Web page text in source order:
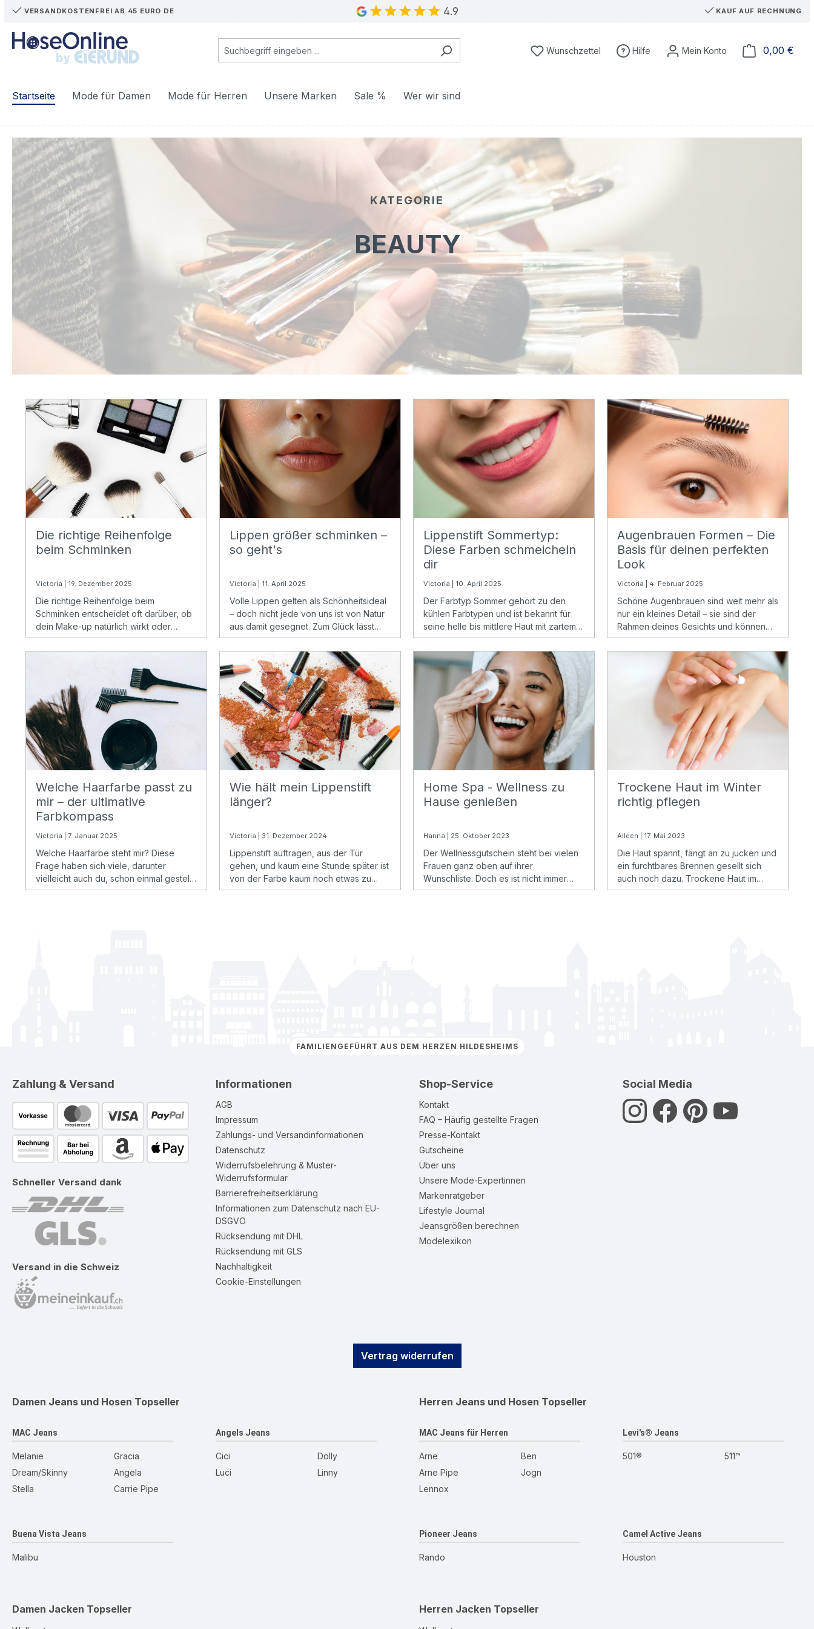
Hauptinhalt springen
Zur Suche springen
Zur Hauptnavigation springen
VERSANDKOSTENFREI AB 45 EURO DE 4.9 KAUF AUF RECHNUNG
Du hast 0 Produkte auf dem Merkzettel
Wunschzettel Hilfe 0,00 €
Startseite Mode für Damen Mode für Herren Unsere Marken Sale % Wer wir sind
KATEGORIE
BEAUTY
Die richtige Reihenfolge
beim Schminken
Victoria | 19. Dezember 2025
Die richtige Reihenfolge beim
Schminken entscheidet oft darüber, ob
dein Make-up natürlich wirkt oder
schnell unruhig aussieht. Viele kennen
das Gefühl, dass Produkte nicht richtig
Lippen größer schminken –
so geht's
Victoria | 11. April 2025
Volle Lippen gelten als Schönheitsideal
– doch nicht jede von uns ist von Natur
aus damit gesegnet. Zum Glück lässt
sich mit ein paar einfachen Make-up-
Tricks nachhelfen.
Lippenstift Sommertyp:
Diese Farben schmeicheln
dir
Victoria | 10. April 2025
Der Farbtyp Sommer gehört zu den
kühlen Farbtypen und ist bekannt für
seine helle bis mittlere Haut mit zartem
Rosé-Unterton, oft in Kombination mit
aschblonden oder braunen Haaren.
Augenbrauen Formen – Die
Basis für deinen perfekten
Look
Victoria | 4. Februar 2025
Schöne Augenbrauen sind weit mehr als
nur ein kleines Detail – sie sind der
Rahmen deines Gesichts und können
deine Ausstrahlung stark beeinflussen.
Die richtige Form sorgt für Harmonie,
betont deine Gesichtszüge und lässt
deine Augen strahlen.
Welche Haarfarbe passt zu
mir – der ultimative
Farbkompass
Victoria | 7. Januar 2025
Welche Haarfarbe steht mir? Diese
Frage haben sich viele, darunter
vielleicht auch du, schon einmal gestellt.
Schöne Haarfarben gibt es viele, bei
Wie hält mein Lippenstift
länger?
Victoria | 31. Dezember 2024
Lippenstift auftragen, aus der Tür
gehen, und kaum eine Stunde später ist
von der Farbe kaum noch etwas zu
sehen? Dieses Problem kennen viele –
Home Spa - Wellness zu
Hause genießen
Hanna | 25. Oktober 2023
Der Wellnessgutschein steht bei vielen
Frauen ganz oben auf ihrer
Wunschliste. Doch es ist nicht immer
Weihnachten oder Geburtstag und du
Trockene Haut im Winter
richtig pflegen
Aileen | 17. Mai 2023
Die Haut spannt, fängt an zu jucken und
ein furchtbares Brennen gesellt sich
auch noch dazu. Trockene Haut im
Winter ist oft noch unangenehmer, als
FAMILIENGEFÜHRT AUS DEM HERZEN HILDESHEIMS
Zahlung & Versand
Schneller Versand dank
Versand in die Schweiz
Informationen
AGB
Impressum
Zahlungs- und Versandinformationen
Datenschutz
Widerrufsbelehrung & Muster-
Widerrufsformular
Barrierefreiheitserklärung
Informationen zum Datenschutz nach EU-
DSGVO
Rücksendung mit DHL
Rücksendung mit GLS
Nachhaltigkeit
Cookie-Einstellungen
Shop-Service
Kontakt
FAQ – Häufig gestellte Fragen
Presse-Kontakt
Gutscheine
Über uns
Unsere Mode-Expertinnen
Markenratgeber
Lifestyle Journal
Jeansgrößen berechnen
Modelexikon
Social Media
Vertrag widerrufen
Damen Jeans und Hosen Topseller
MAC Jeans
Melanie
Dream/Skinny
Stella
Gracia
Angela
Carrie Pipe
Angels Jeans
Cici
Luci
Dolly
Linny
Buena Vista Jeans
Malibu
Damen Jacken Topseller
Herren Jeans und Hosen Topseller
MAC Jeans für Herren
Arne
Arne Pipe
Lennox
Ben
Jogn
Levi's® Jeans
501® 511™
Pioneer Jeans
Rando
Camel Active Jeans
Houston
Herren Jacken Topseller